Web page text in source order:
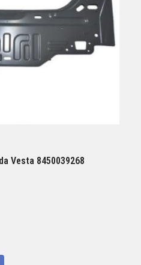
Vesta 8450039268